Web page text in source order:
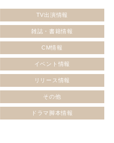
TV出演情報
雑誌・書籍情報
CM情報
イベント情報
リリース情報
その他
ドラマ脚本情報